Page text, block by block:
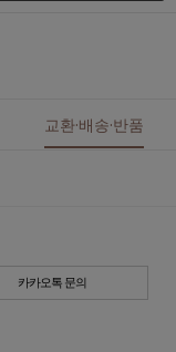
교환·배송·반품
카카오톡 문의